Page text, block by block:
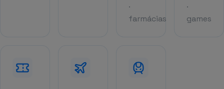
·
farmácias
·
games